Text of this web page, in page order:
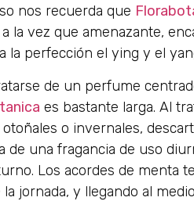
nos recuerda que
la vez que amenazante,
la perfección el ying y el
de un perfume
es bastante larga. Al
o invernales,
de una fragancia de uso
Los acordes de menta
jornada, y llegando al